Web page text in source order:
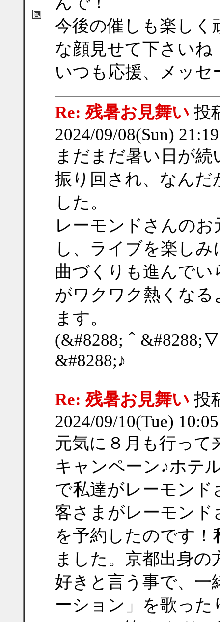
今後の催しも楽しく
な顔見せて下さいね
いつも応援、メッ
Re: 残暑お見舞い 投
2024/09/08(Sun)
まだまだ暑い日が
振り回され、なんだ
した。
レーモンドさんの
し、ライブを楽し
曲づくりも進んで
がワクワク熱くな
ます。
(&#8288;＾
&#8288;♪
Re: 残暑お見舞い 投
2024/09/10(Tue)
元気に８月も行って
キャンペーン♪ホテ
で私達がレーモン
客さまがレーモン
を予約したのです
ました。京都出身
好きと言う事で、
ーション」を歌っ